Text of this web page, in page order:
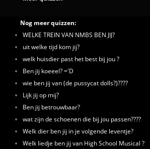
Nog meer quizzen:
WELKE TREIN VAN NMBS BEN JIJ?
uit welke tijd kom jij?
welk huisdier past het best bij jou ?
Ben jij koeeel? ='D
wie ben jij van (de pussycat dolls?)????
Lijk jij op mij?
Ben jij betrouwbaar?
wat zijn de schoenen die bij jou passen????
Welk dier ben jij in je volgende leventje?
Welk liedje ben jij van High School Musical ?